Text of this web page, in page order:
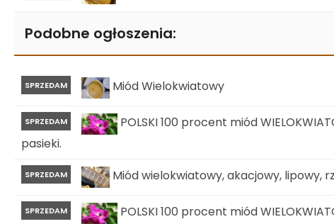
Podobne ogłoszenia:
SPRZEDAM Miód Wielokwiatowy
SPRZEDAM
POLSKI 100 procent miód
pasieki.
SPRZEDAM Miód wielokwiatowy, akacjowy, lipowy,
SPRZEDAM
POLSKI 100 procent miód